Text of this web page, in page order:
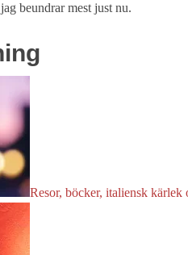
beundrar mest just nu.
Resor, böcker, italiensk kärlek